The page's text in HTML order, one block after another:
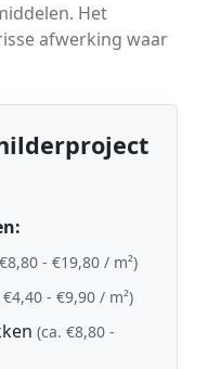
Het
afwerking waar
- €19,80 / m²)
€4,40 - €9,90 / m²)
(ca. €8,80 -